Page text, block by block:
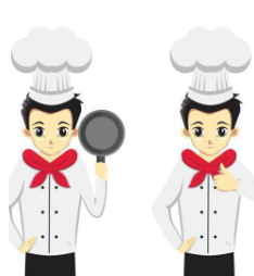
Mallar
Rörlig grafik
Redaktionella Bilder
Redaktionella Evenemang